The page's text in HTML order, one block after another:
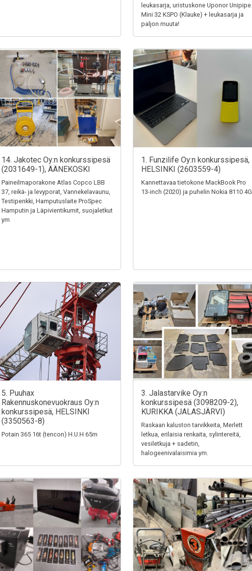
leukasarja, uristuskone Uponor Unipipe
Mini 32 KSPO (Klauke) + leukasarja ja
paljon muuta!
14. Jakotec Oy:n konkurssipesä
(2031649-1), ÄÄNEKOSKI
Paineilmaporakone Atlas Copco LBB
37, reikä- ja levyporat, Vannekelavaunu,
Testipenkki, Hamputuslaite ProSpec
Hamputin ja Läpivientikumit, suojaletkut
ym
1. Funzilife Oy:n konkurssipesä,
HELSINKI (2603559-4)
Kannettavaa tietokone MackBook Pro
13-inch (2020) ja puhelin Nokia 8110 4G
5. Puuhax
Rakennuskonevuokraus Oy:n
konkurssipesä, HELSINKI
(3350563-8)
Potain 365 16t (tencon) H.U.H 65m
3. Jalastarvike Oy:n
konkurssipesä (3098209-2),
KURIKKA (JALASJÄRVI)
Raskaan kaluston tarvikkeita, Merlett
letkua, erilaisia renkaita, sylintereitä,
vesiletkuja + sadetin,
halogeenivalaisimia ym.